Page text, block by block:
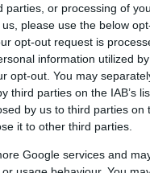
parties, or processing of
please use the below
opt-out request is
information utilized
opt-out. You may
third parties on the IAB’s
by us to third parties on
it to other third parties.
Google services and